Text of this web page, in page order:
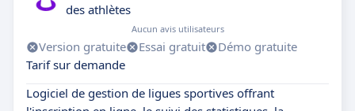
des athlètes
Aucun avis utilisateurs
Version gratuite Essai gratuit
Démo gratuite
Tarif sur demande
Logiciel de gestion de ligues sportives offrant